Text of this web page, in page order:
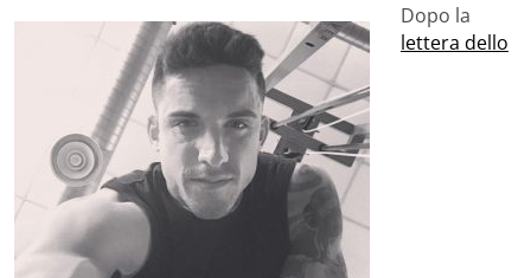
Dopo la
lettera dello